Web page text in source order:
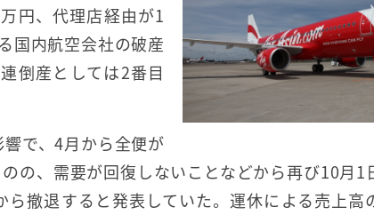
円、代理店経由が1
国内航空会社の破産
倒産としては2番目
で、4月から全便が
の、需要が回復しないことなどから再び10月1
撤退すると発表していた。運休による売上高